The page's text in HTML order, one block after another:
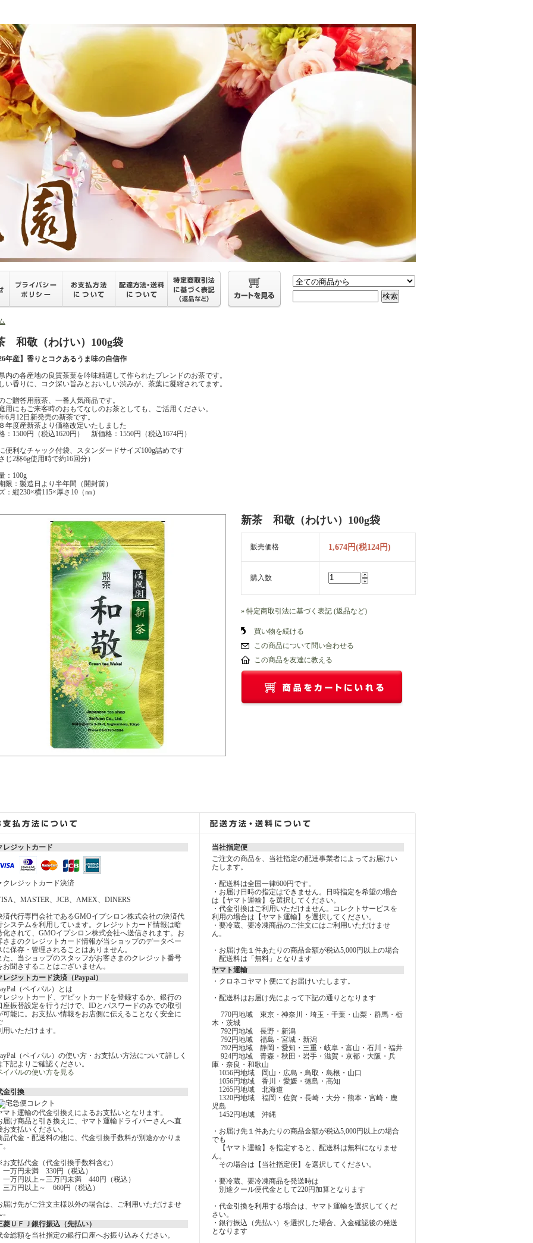
和敬（わけい）100g袋
年産】香りとコクあるうま味の自信作
内の各産地の良質茶葉を吟味精選して作られたブレンドのお茶です。
い香りに、コク深い旨みとおいしい渋みが、茶葉に凝縮されてます。
ご贈答用煎茶、一番人気商品です。
用にもご来客時のおもてなしのお茶としても、ご活用ください。
6月12日新発売の新茶です。
年度産新茶より価格改定いたしました
：1500円（税込1620円） 新価格：1550円（税込1674円）
便利なチャック付袋、スタンダードサイズ100g詰めです
じ2杯6g使用時で約16回分）
：100g
限：製造日より半年間（開封前）
：縦230×横115×厚さ10（㎜）
新茶 和敬（わけい）100g袋
販売価格 1,674円(税124円)
購入数
» 特定商取引法に基づく表記 (返品など)
買い物を続ける
この商品について問い合わせる
この商品を友達に教える
レジットカード
レジットカード決済
、MASTER、JCB、AMEX、DINERS
済代行専門会社であるGMOイプシロン株式会社の決済代
システムを利用しています。クレジットカード情報は暗
化されて、GMOイプシロン株式会社へ送信されます。お
さまのクレジットカード情報が当ショップのデータベー
に保存・管理されることはありません。
た、当ショップのスタッフがお客さまのクレジット番号
お聞きすることはございません。
レジットカード決済（Paypal）
（ペイパル）とは
レジットカード、デビットカードを登録するか、銀行の
座振替設定を行うだけで、IDとパスワードのみでの取引
可能に。お支払い情報をお店側に伝えることなく安全に
用いただけます。
（ペイパル）の使い方・お支払い方法について詳しく
下記よりご確認ください。
イパルの使い方を見る
金引換
マト運輸の代金引換えによるお支払いとなります。
届け商品と引き換えに、ヤマト運輸ドライバーさんへ直
お支払いください。
品代金・配送料の他に、代金引換手数料が別途かかりま
支払代金（代金引換手数料含む）
万円未満 330円（税込）
万円以上～三万円未満 440円（税込）
万円以上～ 660円（税込）
届け先がご注文主様以外の場合は、ご利用いただけませ
菱ＵＦＪ銀行振込（先払い）
金総額を当社指定の銀行口座へお振り込みください。
当社指定便
ご注文の商品を、当社指定の配達事業者によってお届けい
たします。
・配送料は全国一律600円です。
・お届け日時の指定はできません。日時指定を希望の場合
は【ヤマト運輸】を選択してください。
・代金引換はご利用いただけません。コレクトサービスを
利用の場合は【ヤマト運輸】を選択してください。
・要冷蔵、要冷凍商品のご注文にはご利用いただけませ
ん。
・お届け先１件あたりの商品金額が税込5,000円以上の場合
配送料は「無料」となります
ヤマト運輸
・クロネコヤマト便にてお届けいたします。
・配送料はお届け先によって下記の通りとなります
770円地域 東京・神奈川・埼玉・千葉・山梨・群馬・栃
木・茨城
792円地域 長野・新潟
792円地域 福島・宮城・新潟
792円地域 静岡・愛知・三重・岐阜・富山・石川・福井
924円地域 青森・秋田・岩手・滋賀・京都・大阪・兵
庫・奈良・和歌山
1056円地域 岡山・広島・鳥取・島根・山口
1056円地域 香川・愛媛・徳島・高知
1265円地域 北海道
1320円地域 福岡・佐賀・長崎・大分・熊本・宮崎・鹿
児島
1452円地域 沖縄
・お届け先１件あたりの商品金額が税込5,000円以上の場合
でも
【ヤマト運輸】を指定すると、配送料は無料になりませ
ん。
その場合は【当社指定便】を選択してください。
・要冷蔵、要冷凍商品を発送時は
別途クール便代金として220円加算となります
・代金引換を利用する場合は、ヤマト運輸を選択してくだ
さい。
・銀行振込（先払い）を選択した場合、入金確認後の発送
となります